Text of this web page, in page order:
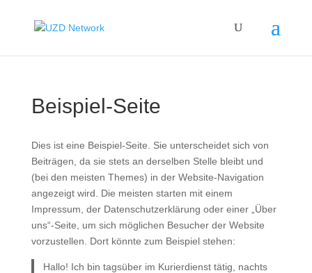
Beispiel-Seite
Dies ist eine Beispiel-Seite. Sie unterscheidet sich von
Beiträgen, da sie stets an derselben Stelle bleibt und
(bei den meisten Themes) in der Website-Navigation
angezeigt wird. Die meisten starten mit einem
Impressum, der Datenschutzerklärung oder einer „Über
uns“-Seite, um sich möglichen Besucher der Website
vorzustellen. Dort könnte zum Beispiel stehen:
Hallo! Ich bin tagsüber im Kurierdienst tätig, nachts